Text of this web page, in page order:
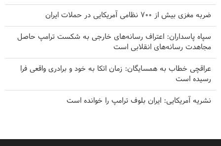
ضربه مغزی بیش از ۷۰۰ نظامی آمریکایی در حملات ایران
سپاه پاسداران: اعتراف رسانه‌های خارجی به شکست ترامپ حاصل
مجاهدت رسانه‌های انقلابی است
عراقچی خطاب به همسایگان: زمان اتکا به خود و برادری واقعی فرا
رسیده است
نشریه آمریکایی: ایران بلوف ترامپ را خوانده است